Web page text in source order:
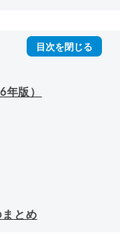
版）
とめ